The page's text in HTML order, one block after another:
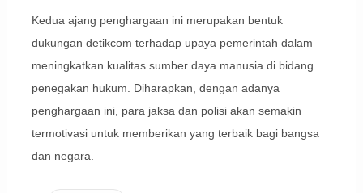
Kedua ajang penghargaan ini merupakan bentuk
dukungan detikcom terhadap upaya pemerintah dalam
meningkatkan kualitas sumber daya manusia di bidang
penegakan hukum. Diharapkan, dengan adanya
penghargaan ini, para jaksa dan polisi akan semakin
termotivasi untuk memberikan yang terbaik bagi bangsa
dan negara.